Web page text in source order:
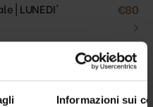
Informazioni sui
| LUNEDI' €80
›
termale | VENERDI' €80
›